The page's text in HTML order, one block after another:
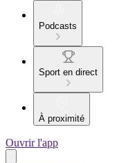
Podcasts
Sport en direct
À proximité
Ouvrir l'app